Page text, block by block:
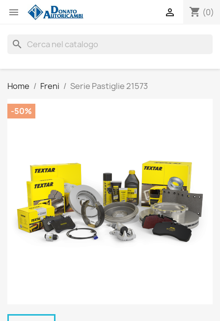
 shopping_cart (0)

search
Home Freni Serie Pastiglie 21573
-50%